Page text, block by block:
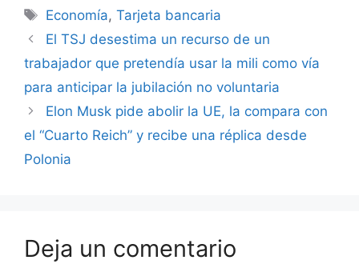
Etiquetas
Economía,Tarjeta bancaria
El TSJ desestima un recurso de un
trabajador que pretendía usar la mili como vía
para anticipar la jubilación no voluntaria
Elon Musk pide abolir la UE, la compara con
el “Cuarto Reich” y recibe una réplica desde
Polonia
Deja un comentario